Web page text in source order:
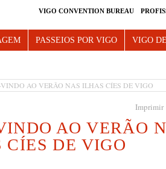
VIGO CONVENTION BUREAU
PASSEIOS POR VIGO VIGO
AO VERÃO NAS ILHAS CÍES DE VIGO
Imprimir
AO VERÃO
CÍES DE VIGO